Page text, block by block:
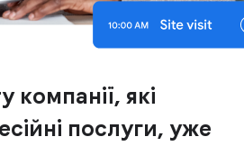
компанії, які
послуги, уже